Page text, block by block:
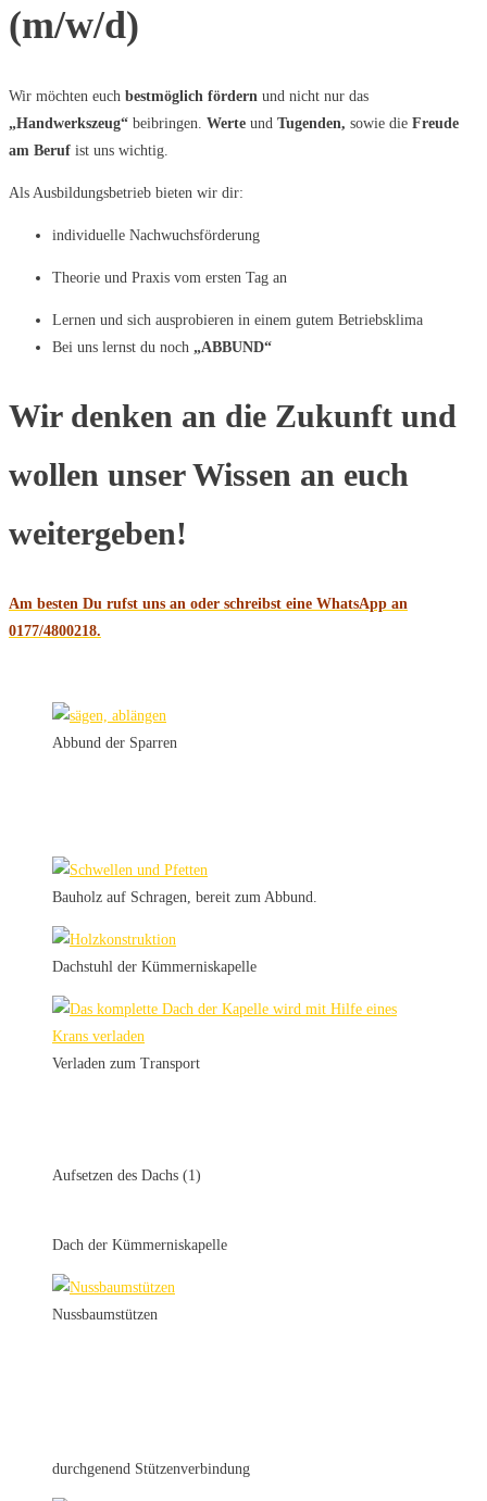
(m/w/d)
Wir möchten euch bestmöglich fördern und nicht nur das
„Handwerkszeug“ beibringen. Werte und Tugenden, sowie die Freude
am Beruf ist uns wichtig.
Als Ausbildungsbetrieb bieten wir dir:
individuelle Nachwuchsförderung
Theorie und Praxis vom ersten Tag an
Lernen und sich ausprobieren in einem gutem Betriebsklima
Bei uns lernst du noch „ABBUND“
Wir denken an die Zukunft und
wollen unser Wissen an euch
weitergeben!
Am besten Du rufst uns an oder schreibst eine WhatsApp an
0177/4800218.
Abbund der Sparren
Bauholz auf Schragen, bereit zum Abbund.
Dachstuhl der Kümmerniskapelle
Verladen zum Transport
Aufsetzen des Dachs (1)
Dach der Kümmerniskapelle
Nussbaumstützen
durchgenend Stützenverbindung